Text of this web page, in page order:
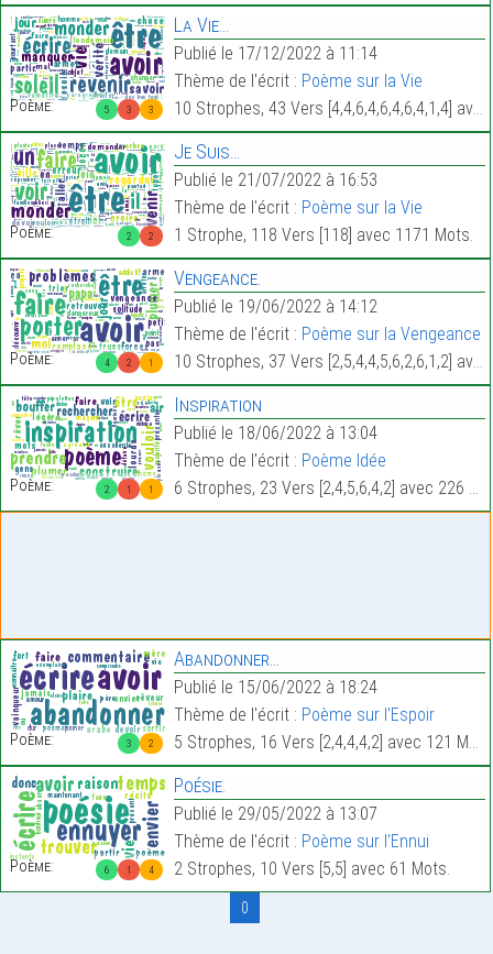
5 3 3
Poème:
La Vie…
Publié le 17/12/2022 à 11:14
Thème de l'écrit : Poème sur la Vie
10 Strophes, 43 Vers [4,4,6,4,6,4,6,4,1,4] avec 470 Mots.
2 2
Poème:
Je Suis…
Publié le 21/07/2022 à 16:53
Thème de l'écrit : Poème sur la Vie
1 Strophe, 118 Vers [118] avec 1171 Mots.
4 2 1
Poème:
Vengeance.
Publié le 19/06/2022 à 14:12
Thème de l'écrit : Poème sur la Vengeance
10 Strophes, 37 Vers [2,5,4,4,5,6,2,6,1,2] avec 336 Mots.
2 1 1
Poème:
Inspiration
Publié le 18/06/2022 à 13:04
Thème de l'écrit : Poème Idée
6 Strophes, 23 Vers [2,4,5,6,4,2] avec 226 Mots.
3 2
Poème:
Abandonner…
Publié le 15/06/2022 à 18:24
Thème de l'écrit : Poème sur l'Espoir
5 Strophes, 16 Vers [2,4,4,4,2] avec 121 Mots.
6 1 4
Poème:
Poésie.
Publié le 29/05/2022 à 13:07
Thème de l'écrit : Poème sur l'Ennui
2 Strophes, 10 Vers [5,5] avec 61 Mots.
0